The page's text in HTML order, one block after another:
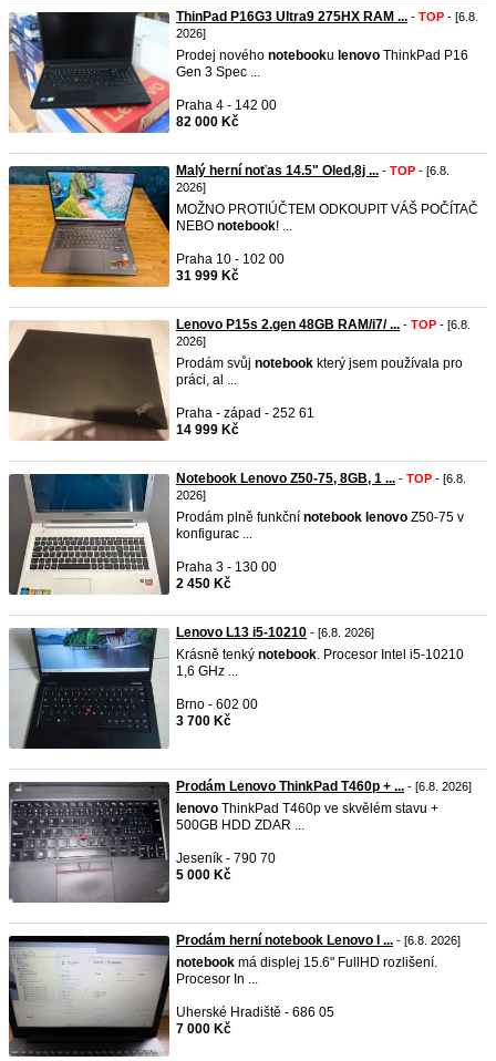
ThinPad P16G3 Ultra9 275HX RAM ... - TOP - [6.8.
2026]
Prodej nového notebooku lenovo ThinkPad P16
Gen 3 Spec ...
Praha 4 - 142 00
82 000 Kč
Malý herní noťas 14.5" Oled,8j ... - TOP - [6.8.
2026]
MOŽNO PROTIÚČTEM ODKOUPIT VÁŠ POČÍTAČ
NEBO notebook! ...
Praha 10 - 102 00
31 999 Kč
Lenovo P15s 2.gen 48GB RAM/i7/ ... - TOP - [6.8.
2026]
Prodám svůj notebook který jsem používala pro
práci, al ...
Praha - západ - 252 61
14 999 Kč
Notebook Lenovo Z50-75, 8GB, 1 ... - TOP - [6.8.
2026]
Prodám plně funkční notebook lenovo Z50-75 v
konfigurac ...
Praha 3 - 130 00
2 450 Kč
Lenovo L13 i5-10210 - [6.8. 2026]
Krásně tenký notebook. Procesor Intel i5-10210
1,6 GHz ...
Brno - 602 00
3 700 Kč
Prodám Lenovo ThinkPad T460p + ... - [6.8. 2026]
lenovo ThinkPad T460p ve skvělém stavu +
500GB HDD ZDAR ...
Jeseník - 790 70
5 000 Kč
Prodám herní notebook Lenovo I ... - [6.8. 2026]
notebook má displej 15.6" FullHD rozlišení.
Procesor In ...
Uherské Hradiště - 686 05
7 000 Kč